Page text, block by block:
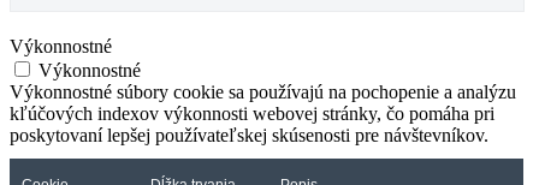
Výkonnostné
Výkonnostné
Výkonnostné súbory cookie sa používajú na pochopenie a analýzu
kľúčových indexov výkonnosti webovej stránky, čo pomáha pri
poskytovaní lepšej používateľskej skúsenosti pre návštevníkov.